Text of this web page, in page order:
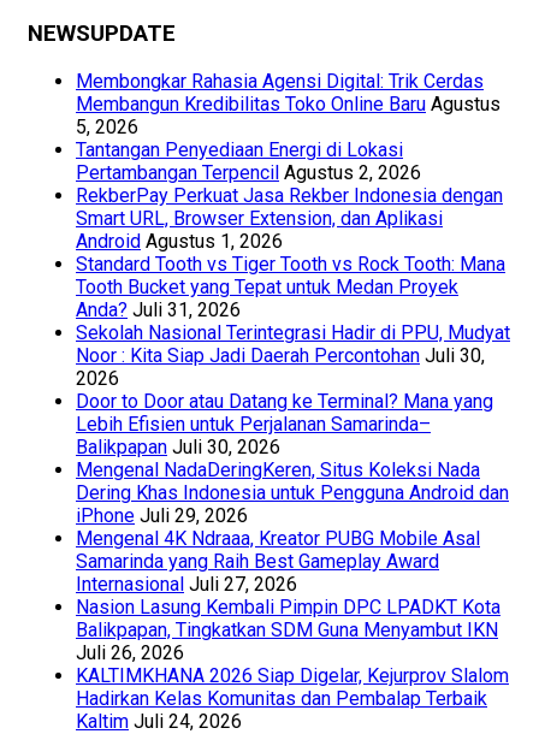
NEWSUPDATE
Membongkar Rahasia Agensi Digital: Trik Cerdas
Membangun Kredibilitas Toko Online Baru Agustus
5, 2026
Tantangan Penyediaan Energi di Lokasi
Pertambangan Terpencil Agustus 2, 2026
RekberPay Perkuat Jasa Rekber Indonesia dengan
Smart URL, Browser Extension, dan Aplikasi
Android Agustus 1, 2026
Standard Tooth vs Tiger Tooth vs Rock Tooth: Mana
Tooth Bucket yang Tepat untuk Medan Proyek
Anda? Juli 31, 2026
Sekolah Nasional Terintegrasi Hadir di PPU, Mudyat
Noor : Kita Siap Jadi Daerah Percontohan Juli 30,
2026
Door to Door atau Datang ke Terminal? Mana yang
Lebih Efisien untuk Perjalanan Samarinda–
Balikpapan Juli 30, 2026
Mengenal NadaDeringKeren, Situs Koleksi Nada
Dering Khas Indonesia untuk Pengguna Android dan
iPhone Juli 29, 2026
Mengenal 4K Ndraaa, Kreator PUBG Mobile Asal
Samarinda yang Raih Best Gameplay Award
Internasional Juli 27, 2026
Nasion Lasung Kembali Pimpin DPC LPADKT Kota
Balikpapan, Tingkatkan SDM Guna Menyambut IKN
Juli 26, 2026
KALTIMKHANA 2026 Siap Digelar, Kejurprov Slalom
Hadirkan Kelas Komunitas dan Pembalap Terbaik
Kaltim Juli 24, 2026